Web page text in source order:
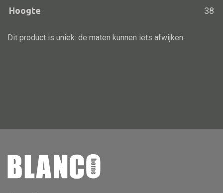
Poef
Wandlamp
Hoogte 38
Dit product is uniek: de maten kunnen iets afwijken.